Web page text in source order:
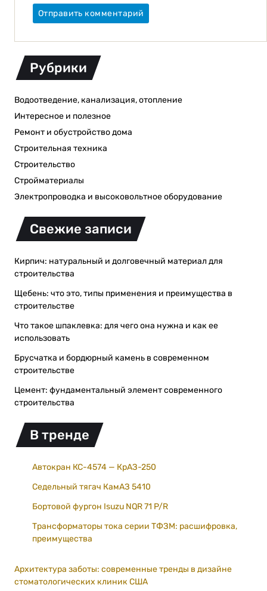
Рубрики
Водоотведение, канализация, отопление
Интересное и полезное
Ремонт и обустройство дома
Строительная техника
Строительство
Стройматериалы
Электропроводка и высоковольтное оборудование
Свежие записи
Кирпич: натуральный и долговечный материал для
строительства
Щебень: что это, типы применения и преимущества в
строительстве
Что такое шпаклевка: для чего она нужна и как ее
использовать
Брусчатка и бордюрный камень в современном
строительстве
Цемент: фундаментальный элемент современного
строительства
В тренде
Автокран КС-4574 — КрАЗ-250
Седельный тягач КамАЗ 5410
Бортовой фургон Isuzu NQR 71 P/R
Трансформаторы тока серии ТФЗМ: расшифровка,
преимущества
Архитектура заботы: современные тренды в дизайне
стоматологических клиник США